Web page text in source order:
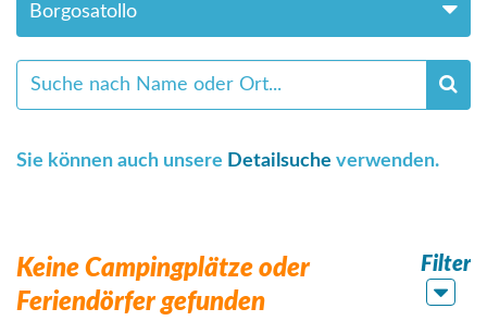
Borgosatollo
Sie können auch unsere Detailsuche verwenden.
Keine Campingplätze oder
Feriendörfer gefunden
Filter